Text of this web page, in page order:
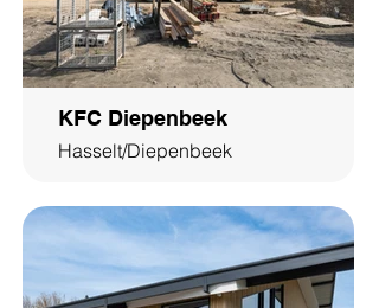
KFC Diepenbeek
Hasselt/Diepenbeek